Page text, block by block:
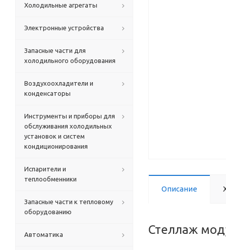
Описание
Стеллаж
Холодильные агрегаты
Электронные устройства
Запасные части для
холодильного оборудования
Воздухоохладители и
конденсаторы
Инструменты и приборы для
обслуживания холодильных
установок и систем
кондиционирования
Испарители и
теплообменники
Запасные части к тепловому
оборудованию
Автоматика